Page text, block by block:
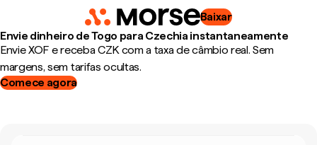
Baixar
Envie dinheiro de Togo para Czechia instantaneamente
Envie XOF e receba CZK com a taxa de câmbio real. Sem
margens, sem tarifas ocultas.
Comece agora